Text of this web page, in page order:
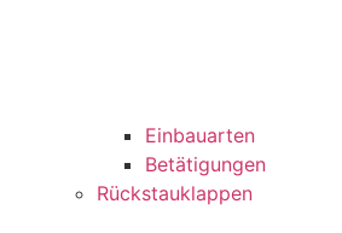
Einbauarten
Betätigungen
Rückstauklappen